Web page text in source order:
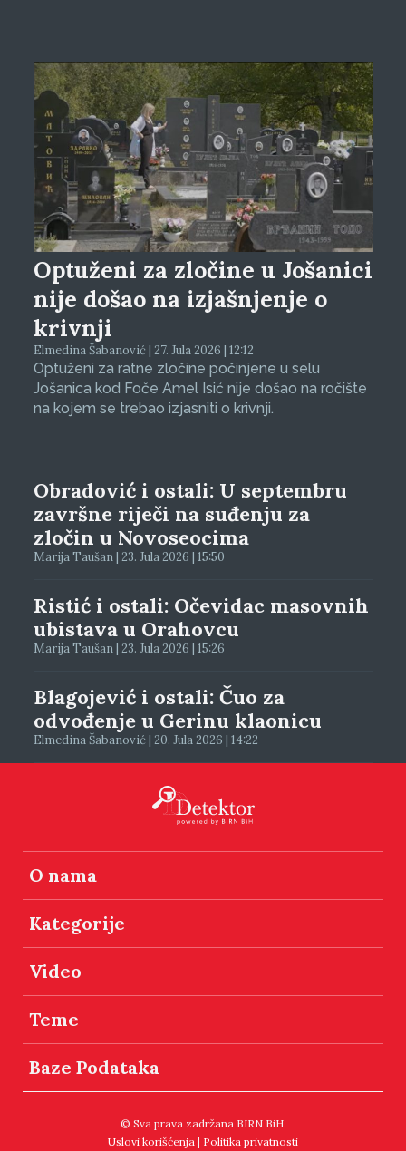
Optuženi za zločine u Jošanici
nije došao na izjašnjenje o
krivnji
Elmedina Šabanović | 27. Jula 2026 | 12:12
Optuženi za ratne zločine počinjene u selu
Jošanica kod Foče Amel Isić nije došao na ročište
na kojem se trebao izjasniti o krivnji.
Obradović i ostali: U septembru
završne riječi na suđenju za
zločin u Novoseocima
Marija Taušan | 23. Jula 2026 | 15:50
Ristić i ostali: Očevidac masovnih
ubistava u Orahovcu
Marija Taušan | 23. Jula 2026 | 15:26
Blagojević i ostali: Čuo za
odvođenje u Gerinu klaonicu
Elmedina Šabanović | 20. Jula 2026 | 14:22
O nama
Kategorije
Video
Teme
Baze Podataka
© Sva prava zadržana BIRN BiH.
Uslovi korišćenja | Politika privatnosti